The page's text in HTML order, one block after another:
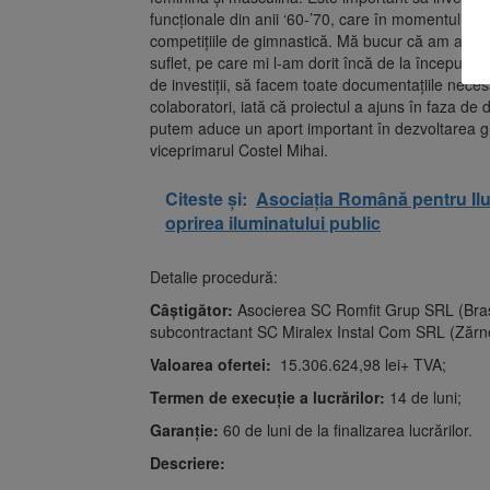
funcționale din anii ‘60-’70, care în momentul
competițiile de gimnastică. Mă bucur că am
suflet, pe care mi l-am dorit încă de la începutul
de investiții, să facem toate documentațiile
colaboratori, iată că proiectul a ajuns în faza de
putem aduce un aport important în dezvoltarea
viceprimarul Costel Mihai.
Citeste și: Asociația Română pentru
oprirea iluminatului public
Detalie procedură:
Câștigător: Asocierea SC Romfit Grup SRL
subcontractant SC Miralex Instal Com SRL
Valoarea ofertei: 15.306.624,98 lei+ TVA;
Termen de execuție a lucrărilor: 14 de luni;
Garanție: 60 de luni de la finalizarea lucrărilor.
Descriere: